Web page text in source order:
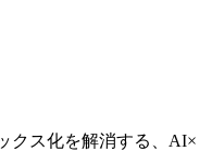
クス化を解消する、AI×